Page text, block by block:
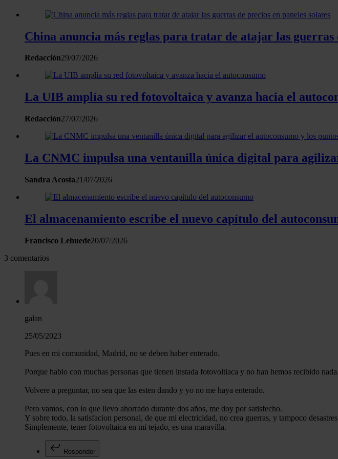
China anuncia más reglas para tratar de atajar las guerras
Redacción29/07/2026
La UIB amplía su red fotovoltaica y avanza hacia el
Redacción27/07/2026
La CNMC impulsa una ventanilla única digital para
Sandra Acosta21/07/2026
El almacenamiento escribe el nuevo capítulo del
Francisco Lehuede20/07/2026
3 comentarios
galan
25/05/2023
Pues en mi comunidad, Madrid, no se deben haber enterado.
Porque hablo con muchas personas que tienen instada fotovoltiaca y no han hemos recibido nada.
Volvere a preguntar, no sea que las esten dando y yo no me haya enterado.
Pero vamos, con lo que llevo ahorrado durante dos años, me doy por satisfecho.
Y sobre todo, la satisfacion personal, de que mi electricidad, no crea guerras, y tampoco
Simplemente, tener fotovoltaica en mi tejado, es una maravilla.
Responder